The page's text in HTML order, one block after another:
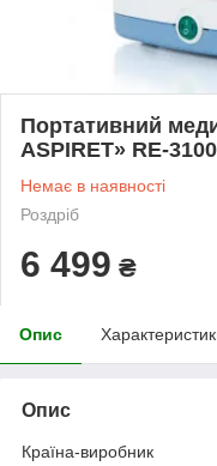
Портативний
ASPIRET» RE-
Немає в наявності
Роздріб
6 499 ₴
Опис
Опис
Країна-виробник